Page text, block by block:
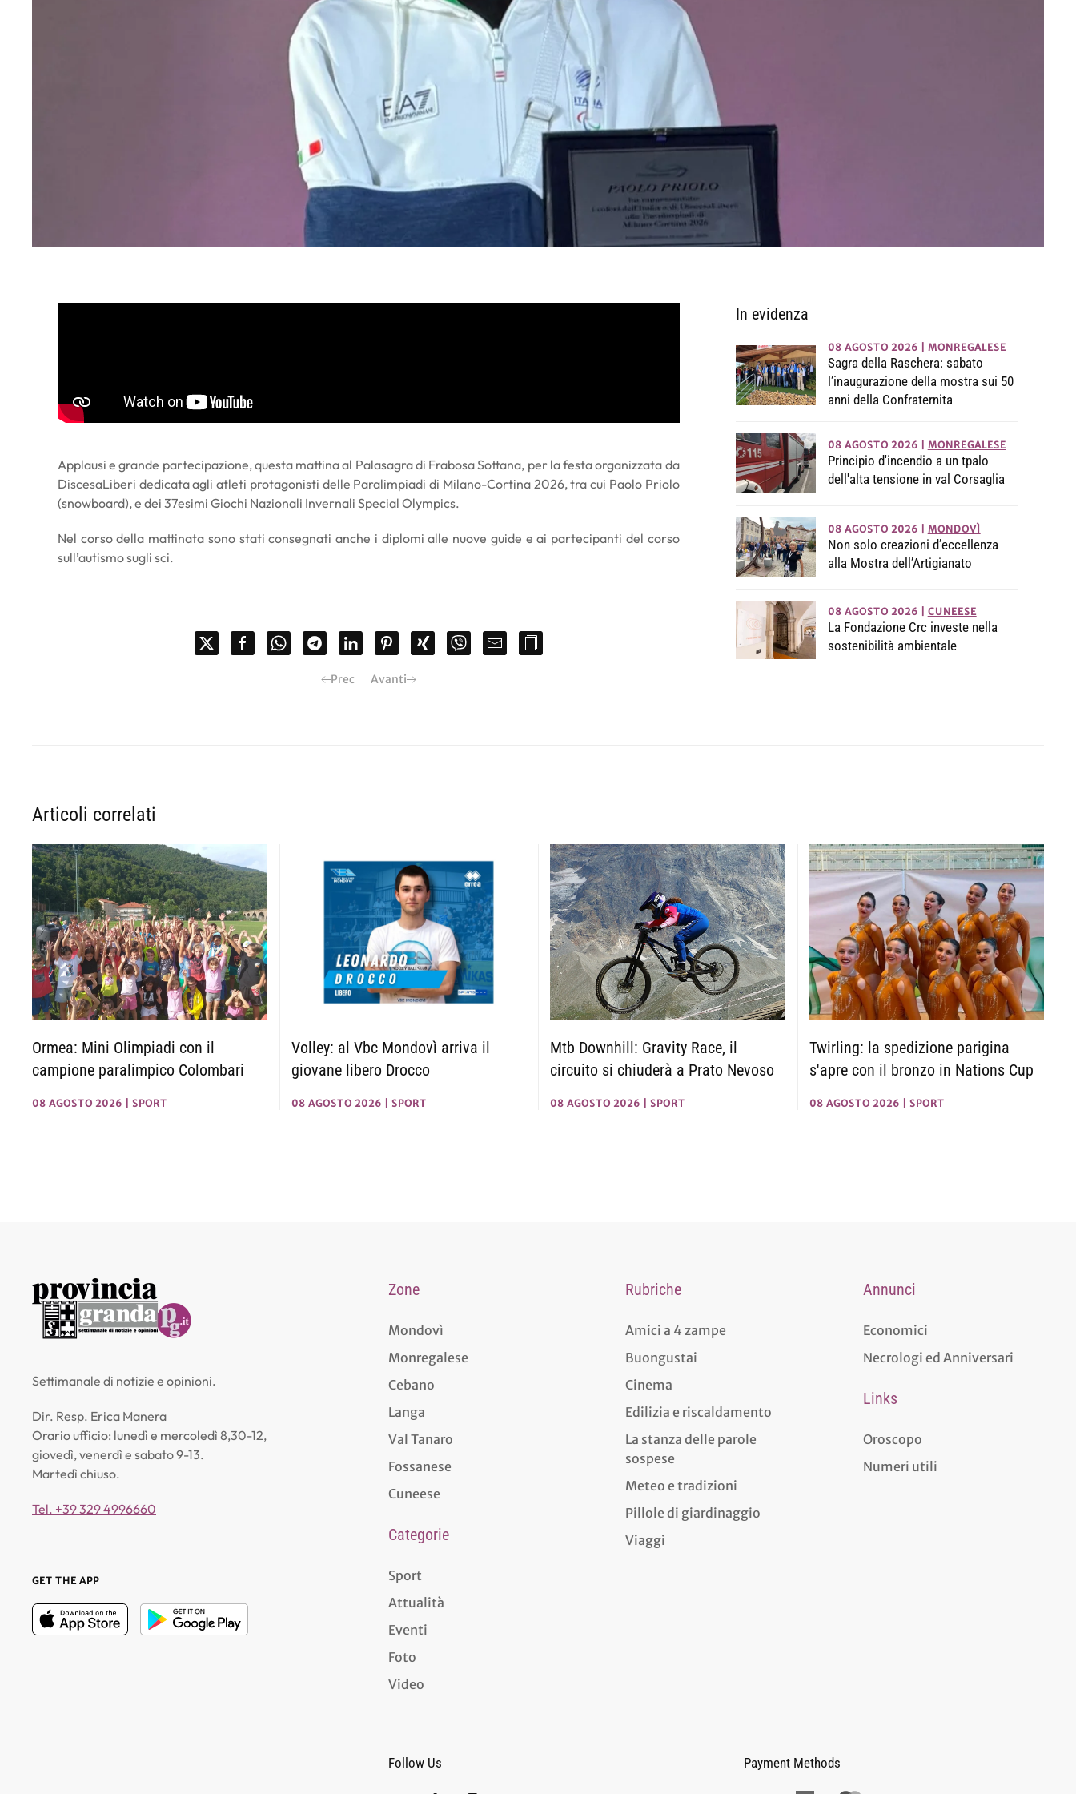
Applausi e grande partecipazione, questa mattina al Palasagra di Frabosa Sottana, per la festa organizzata da
DiscesaLiberi dedicata agli atleti protagonisti delle Paralimpiadi di Milano-Cortina 2026, tra cui Paolo Priolo
(snowboard), e dei 37esimi Giochi Nazionali Invernali Special Olympics.
Nel corso della mattinata sono stati consegnati anche i diplomi alle nuove guide e ai partecipanti del corso
sull’autismo sugli sci.
Prec Avanti
In evidenza
08 AGOSTO 2026 MONREGALESE
Sagra della Raschera: sabato
l’inaugurazione della mostra sui 50
anni della Confraternita
08 AGOSTO 2026 MONREGALESE
Principio d'incendio a un tpalo
dell'alta tensione in val Corsaglia
08 AGOSTO 2026 MONDOVÌ
Non solo creazioni d’eccellenza
alla Mostra dell’Artigianato
08 AGOSTO 2026 CUNEESE
La Fondazione Crc investe nella
sostenibilità ambientale
Articoli correlati
Ormea: Mini Olimpiadi con il
campione paralimpico Colombari
08 AGOSTO 2026 SPORT
Volley: al Vbc Mondovì arriva il
giovane libero Drocco
08 AGOSTO 2026 SPORT
Mtb Downhill: Gravity Race, il
circuito si chiuderà a Prato Nevoso
08 AGOSTO 2026 SPORT
Twirling: la spedizione parigina
s'apre con il bronzo in Nations Cup
08 AGOSTO 2026 SPORT
Settimanale di notizie e opinioni.
Dir. Resp. Erica Manera
Orario ufficio: lunedì e mercoledì 8,30-12,
giovedì, venerdì e sabato 9-13.
Martedì chiuso.
Tel. +39 329 4996660
GET THE APP
Zone
Mondovì
Monregalese
Cebano
Langa
Val Tanaro
Fossanese
Cuneese
Categorie
Sport
Attualità
Eventi
Foto
Video
Rubriche
Amici a 4 zampe
Buongustai
Cinema
Edilizia e riscaldamento
La stanza delle parole
sospese
Meteo e tradizioni
Pillole di giardinaggio
Viaggi
Annunci
Economici
Necrologi ed Anniversari
Links
Oroscopo
Numeri utili
Follow Us Payment Methods